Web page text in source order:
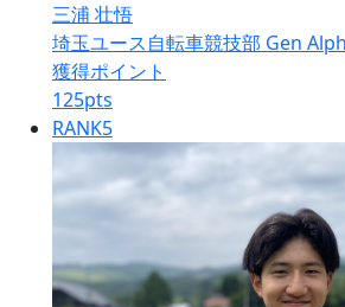
三浦 壮悟
埼玉ユース自転車競技部 Gen
獲得ポイント
125pts
RANK5